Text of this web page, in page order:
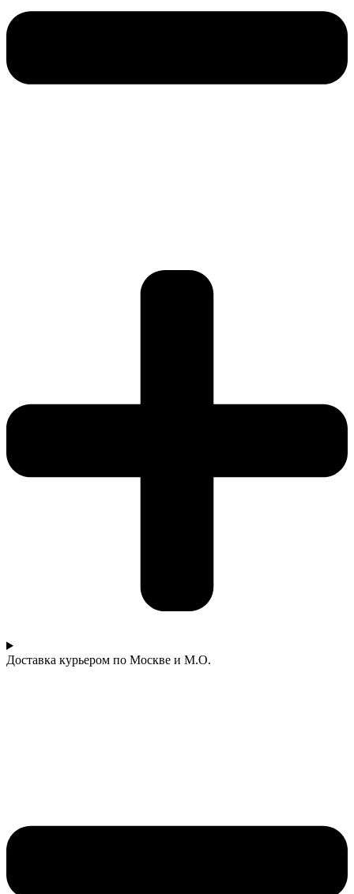
Доставка курьером по Москве и М.О.